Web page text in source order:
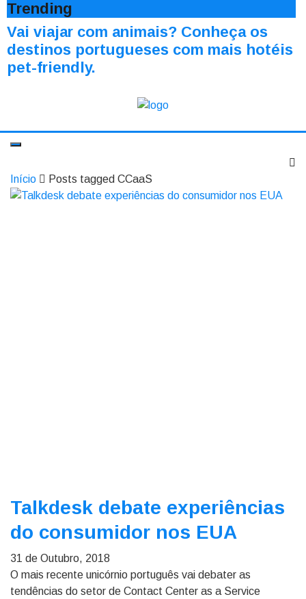
Trending
Vai viajar com animais? Conheça os
destinos portugueses com mais hotéis
pet-friendly.
Início Posts tagged CCaaS
Talkdesk debate experiências
do consumidor nos EUA
31 de Outubro, 2018
O mais recente unicórnio português vai debater as
tendências do setor de Contact Center as a Service